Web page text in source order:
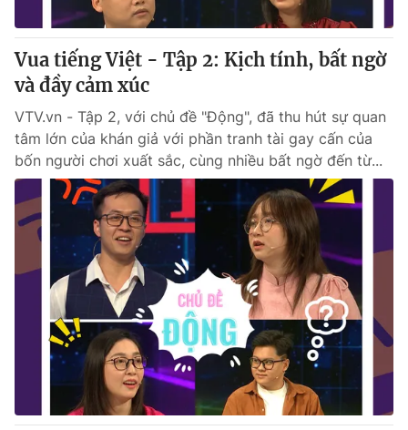
Vua tiếng Việt - Tập 2: Kịch tính, bất ngờ
và đầy cảm xúc
VTV.vn - Tập 2, với chủ đề "Động", đã thu hút sự quan
tâm lớn của khán giả với phần tranh tài gay cấn của
bốn người chơi xuất sắc, cùng nhiều bất ngờ đến từ...